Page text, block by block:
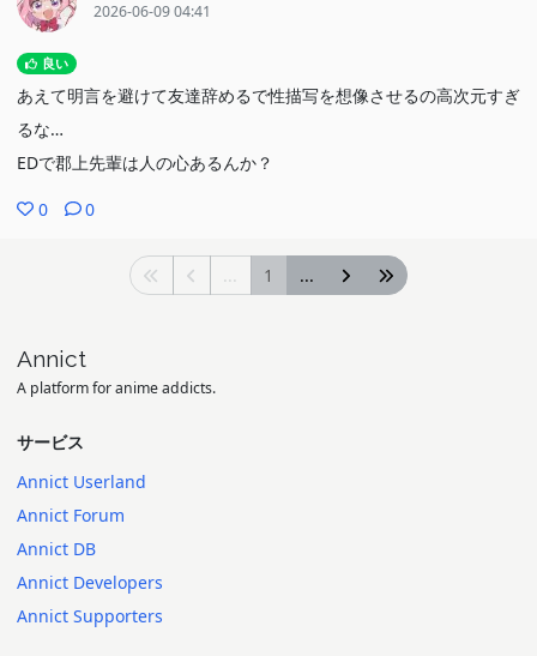
2026-06-09 04:41
良い
あえて明言を避けて友達辞めるで性描写を想像させるの高次元すぎ
るな…
EDで郡上先輩は人の心あるんか？
0 0
... 1 ...
Annict
A platform for anime addicts.
サービス
Annict Userland
Annict Forum
Annict DB
Annict Developers
Annict Supporters